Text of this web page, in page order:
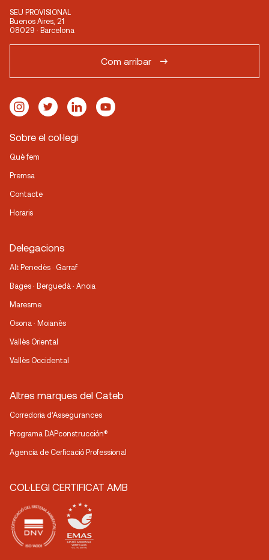
SEU PROVISIONAL
Buenos Aires, 21
08029 · Barcelona
Com arribar
Sobre el col·legi
Què fem
Premsa
Contacte
Horaris
Delegacions
Alt Penedès · Garraf
Bages · Berguedà · Anoia
Maresme
Osona · Moianès
Vallès Oriental
Vallès Occidental
Altres marques del Cateb
Corredoria d’Assegurances
Programa DAPconstrucción®
Agencia de Cerficació Professional
COL·LEGI CERTIFICAT AMB